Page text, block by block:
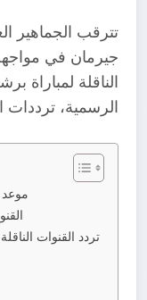
جيرمان في
الناقلة لمباراة
الرسمية، ترددات
موعد
تردد القنوات